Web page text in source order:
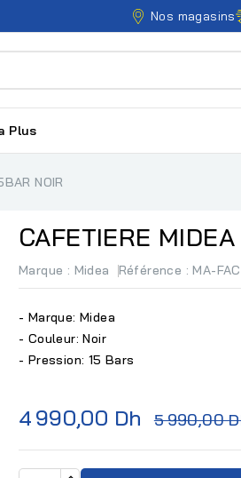
Nos magasins
Plus
NOIR
CAFETIERE
Marque : Midea Référence : MA-
- Marque: Midea
- Couleur: Noir
- Pression: 15 Bars
4 990,00 Dh 5 990,00